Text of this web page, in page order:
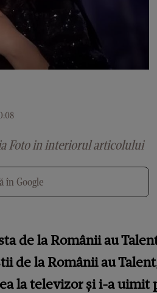
Foto in interiorul articolului
în Google
de la Românii au
la Românii au
la televizor și i-a uimit